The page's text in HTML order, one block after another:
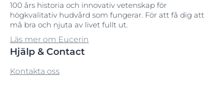
100 års historia och innovativ vetenskap för
högkvalitativ hudvård som fungerar. För att få dig att
må bra och njuta av livet fullt ut.
Läs mer om Eucerin
Hjälp & Contact
Kontakta oss